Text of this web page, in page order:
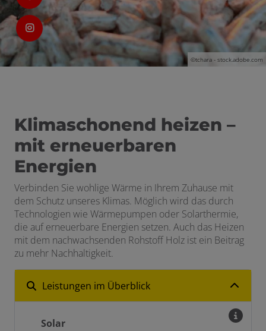
©tchara - stock.adobe.com
Klimaschonend heizen –
mit erneuerbaren
Energien
Verbinden Sie wohlige Wärme in Ihrem Zuhause mit
dem Schutz unseres Klimas. Möglich wird das durch
Technologien wie Wärmepumpen oder Solarthermie,
die auf erneuerbare Energien setzen. Auch das Heizen
mit dem nachwachsenden Rohstoff Holz ist ein Beitrag
zu mehr Nachhaltigkeit.
Leistungen im Überblick
Solar
und schließen